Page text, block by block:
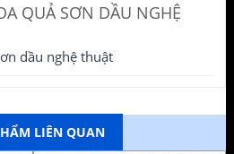
QUẢ SƠN DẦU NGHỆ
dầu nghệ thuật
LIÊN QUAN